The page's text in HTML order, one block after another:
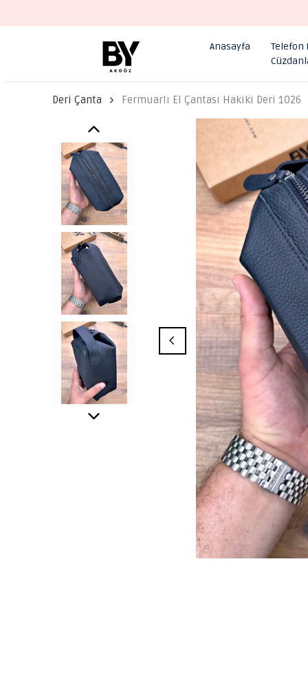
Anasayfa
Telefon
Deri Çanta Fermuarlı El Çantası Hakiki Deri 1026